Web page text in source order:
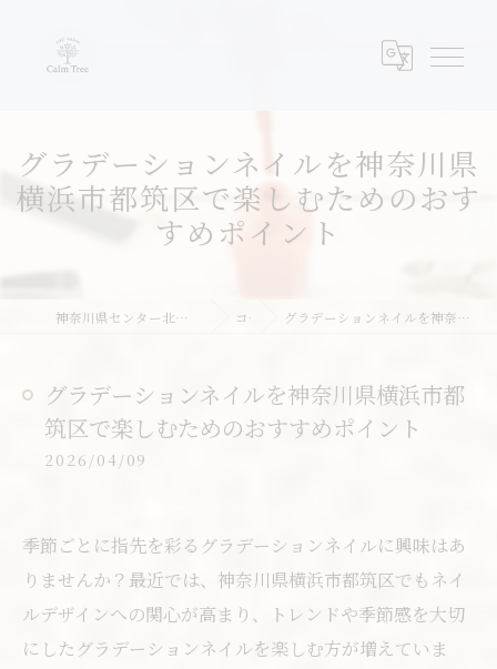
グラデーションネイルを神奈川県
横浜市都筑区で楽しむためのおす
すめポイント
神奈川県センター北周辺のネイルならネイルサロンcalm tree コラム グラデーションネイルを神奈川県横浜市都筑区で楽しむためのおすすめポイント
グラデーションネイルを神奈川県横浜市都
筑区で楽しむためのおすすめポイント
2026/04/09
季節ごとに指先を彩るグラデーションネイルに興味はあ
りませんか？最近では、神奈川県横浜市都筑区でもネイ
ルデザインへの関心が高まり、トレンドや季節感を大切
にしたグラデーションネイルを楽しむ方が増えていま